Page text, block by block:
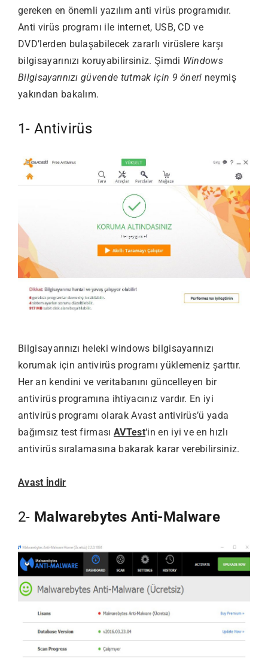
gereken en önemli yazılım anti virüs programıdır.
Anti virüs programı ile internet, USB, CD ve
DVD’lerden bulaşabilecek zararlı virüslere karşı
bilgisayarınızı koruyabilirsiniz. Şimdi Windows
Bilgisayarınızı güvende tutmak için 9 öneri neymiş
yakından bakalım.
1- Antivirüs
Bilgisayarınızı heleki windows bilgisayarınızı
korumak için antivirüs programı yüklemeniz şarttır.
Her an kendini ve veritabanını güncelleyen bir
antivirüs programına ihtiyacınız vardır. En iyi
antivirüs programı olarak Avast antivirüs’ü yada
bağımsız test firmasıAVTest‘in en iyi ve en hızlı
antivirüs sıralamasına bakarak karar verebilirsiniz.
Avast İndir
2- Malwarebytes Anti-Malware